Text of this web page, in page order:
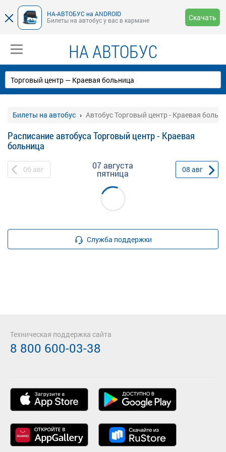
НА-АВТОБУС на ANDROID
Билеты на автобус у вас в кармане
Скачать
НА АВТОБУС
Билеты на автобус Автобус Торговый центр - Краевая
Расписание автобуса Торговый центр - Краевая
больница
06 авг 07 августа
пятница 08 авг
Служба поддержки
Техническая поддержка сайта
8 800 600-03-38